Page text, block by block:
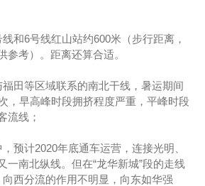
线和6号线红山站约600米（步行距离，
参考）。距离还算合适。
田等区域联系的南北干线，暑运期间
，早高峰时段拥挤程度严重，平峰时段
流线；
预计2020年底通车运营，连接光明、
一南北纵线。但在“龙华新城”段的走线
向西分流的作用不明显，向东如华强